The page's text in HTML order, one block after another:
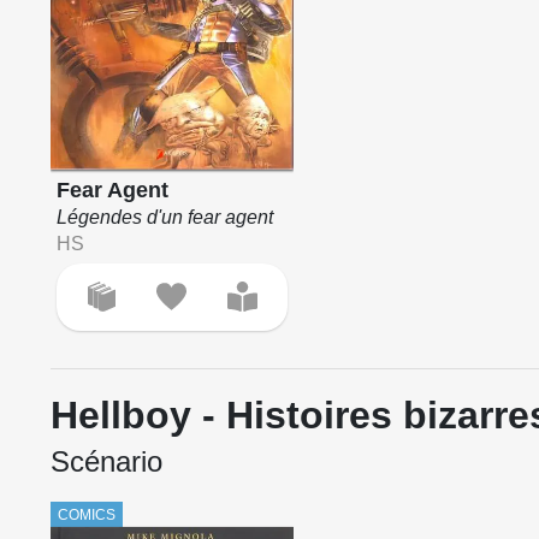
Fear Agent
Légendes d'un fear agent
HS
Hellboy - Histoires
Scénario
COMICS